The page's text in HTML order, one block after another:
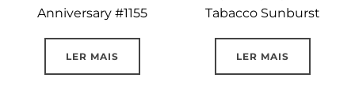
Anniversary #1155
LER MAIS
Tabacco Sunburst
LER MAIS